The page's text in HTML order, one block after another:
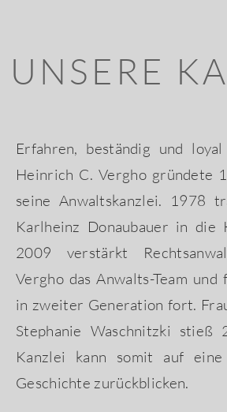
UNSERE
Erfahren, beständig und
Heinrich C. Vergho gründete
seine Anwaltskanzlei. 1978
Karlheinz Donaubauer in die
2009 verstärkt
Vergho das Anwalts-Team
in zweiter Generation fort.
Stephanie Waschnitzki stieß
Kanzlei kann somit auf
Geschichte zurückblicken.